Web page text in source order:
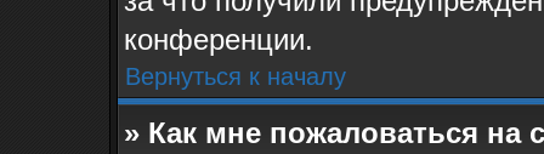
конференции.
Вернуться к началу
» Как мне пожаловаться на